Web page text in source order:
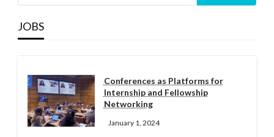
JOBS
Conferences as Platforms for
Internship and Fellowship
Networking
January 1, 2024